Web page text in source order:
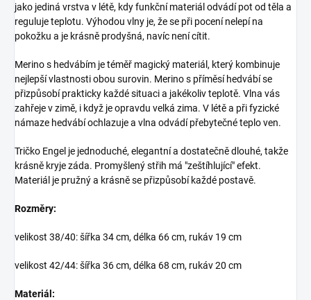
jako jediná vrstva v létě, kdy funkční materiál odvádí pot od těla a
reguluje teplotu. Výhodou vlny je, že se při pocení nelepí na
pokožku a je krásně prodyšná, navíc není cítit.
Merino s hedvábím je téměř magický materiál, který kombinuje
nejlepší vlastnosti obou surovin. Merino s příměsí hedvábí se
přizpůsobí prakticky každé situaci a jakékoliv teplotě. Vlna vás
zahřeje v zimě, i když je opravdu velká zima. V létě a při fyzické
námaze hedvábí ochlazuje a vlna odvádí přebytečné teplo ven.
Tričko Engel je jednoduché, elegantní a dostatečně dlouhé, takže
krásně kryje záda. Promyšlený střih má "zeštíhlující" efekt.
Materiál je pružný a krásně se přizpůsobí každé postavě.
Rozměry:
velikost 38/40: šířka 34 cm, délka 66 cm, rukáv 19 cm
velikost 42/44: šířka 36 cm, délka 68 cm, rukáv 20 cm
Materiál: